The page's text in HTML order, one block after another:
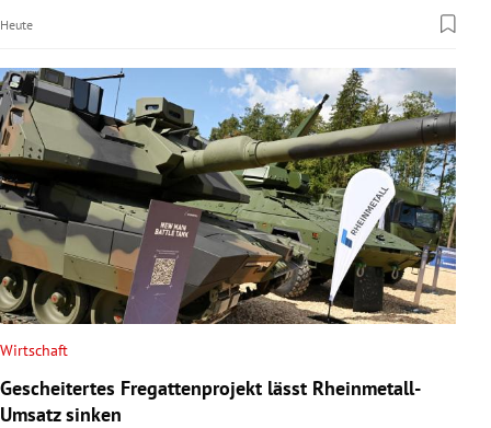
Heute
Wirtschaft
Gescheitertes Fregattenprojekt lässt Rheinmetall-
Umsatz sinken